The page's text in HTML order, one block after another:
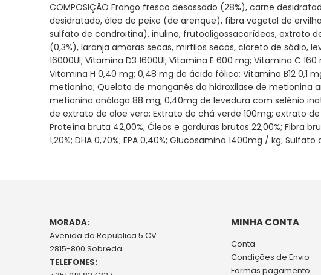
galeria
de
imagens
COMPOSIÇÃO Frango fresco desossado (28%), carne
desidratado, óleo de peixe (de arenque), fibra vegetal de
sulfato de condroitina), inulina, frutooligossacarídeos, extrato
(0,3%), laranja amoras secas, mirtilos secos, cloreto de sódio,
16000UI; Vitamina D3 1600UI; Vitamina E 600 mg; Vitamina C
Vitamina H 0,40 mg; 0,48 mg de ácido fólico; Vitamina B12 0,1
metionina; Quelato de manganês da hidroxilase de metionina
metionina análoga 88 mg; 0,40mg de levedura com selênio
de extrato de aloe vera; Extrato de chá verde 100mg; extrato
Proteína bruta 42,00%; Óleos e gorduras brutos 22,00%; Fibra
1,20%; DHA 0,70%; EPA 0,40%; Glucosamina 1400mg / kg;
MORADA:
Avenida da Republica 5 CV
2815-800 Sobreda
TELEFONES:
MINHA CONTA
Conta
Condições de Envio
Formas pagamento